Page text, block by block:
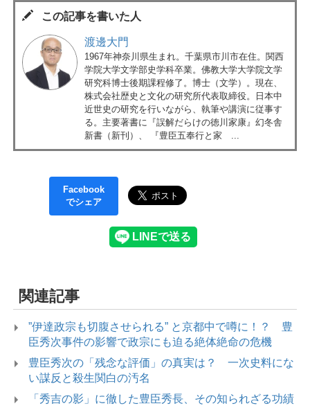
この記事を書いた人
渡邊大門
1967年神奈川県生まれ。千葉県市川市在住。関西
学院大学文学部史学科卒業。佛教大学大学院文学
研究科博士後期課程修了。博士（文学）。現在、
株式会社歴史と文化の研究所代表取締役。日本中
近世史の研究を行いながら、執筆や講演に従事す
る。主要著書に『誤解だらけの徳川家康』幻冬舎
新書（新刊）、 『豊臣五奉行と家 ...
Facebook
でシェア
関連記事
”伊達政宗も切腹させられる” と京都中で噂に！？ 豊
臣秀次事件の影響で政宗にも迫る絶体絶命の危機
豊臣秀次の「残念な評価」の真実は？ 一次史料にな
い謀反と殺生関白の汚名
「秀吉の影」に徹した豊臣秀長、その知られざる功績